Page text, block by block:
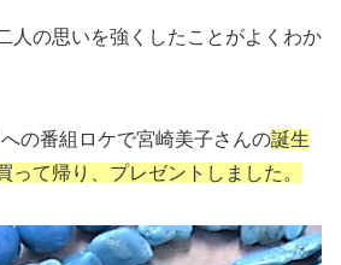
人の思いを強くしたことがよくわか
の番組ロケで宮崎美子さんの誕生
って帰り、プレゼントしました。